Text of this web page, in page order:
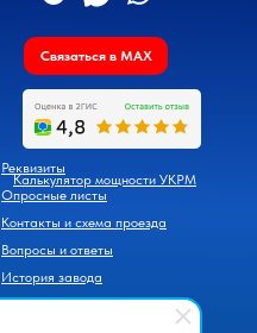
Реквизиты
Калькулятор мощности УКРМ
Опросные листы
Контакты и схема проезда
Вопросы и ответы
Новости
История завода
Связаться в MAX